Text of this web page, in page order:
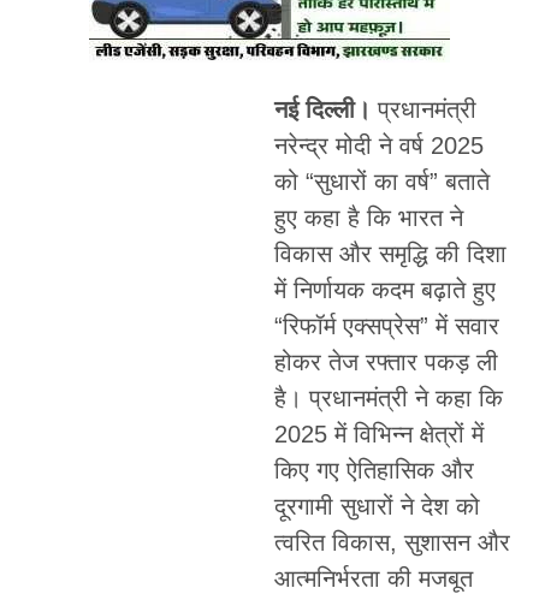
नई दिल्ली। प्रधानमंत्री
नरेन्द्र मोदी ने वर्ष 2025
को “सुधारों का वर्ष” बताते
हुए कहा है कि भारत ने
विकास और समृद्धि की दिशा
में निर्णायक कदम बढ़ाते हुए
“रिफॉर्म एक्सप्रेस” में सवार
होकर तेज रफ्तार पकड़ ली
है। प्रधानमंत्री ने कहा कि
2025 में विभिन्न क्षेत्रों में
किए गए ऐतिहासिक और
दूरगामी सुधारों ने देश को
त्वरित विकास, सुशासन और
आत्मनिर्भरता की मजबूत